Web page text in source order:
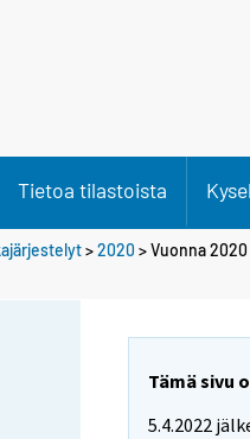
Tietoa tilastoista
>2020 > Vuonna
Tämä sivu
5.4.2022
Y
Y